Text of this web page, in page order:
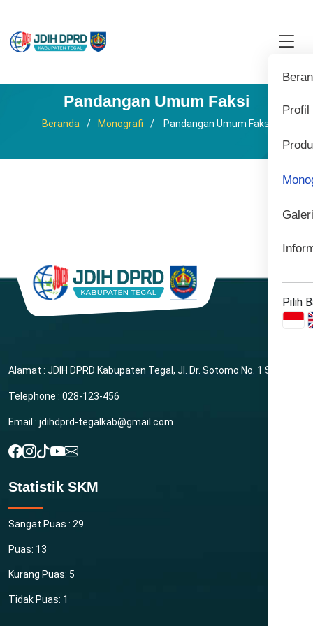
Profil
Galeri
Pilih
Pandangan Umum Faksi
Beranda Monografi Pandangan Umum Faksi
Alamat : JDIH DPRD Kabupaten Tegal, Jl. Dr. Sotomo No. 1 Slawi
Telephone : 028-123-456
Email : jdihdprd-tegalkab@gmail.com
Statistik SKM
Sangat Puas : 29
Puas: 13
Kurang Puas: 5
Tidak Puas: 1